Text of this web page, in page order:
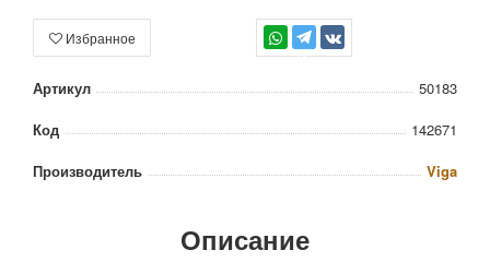
TG
Избранное
Артикул
50183
Код
142671
Производитель
Viga
Описание